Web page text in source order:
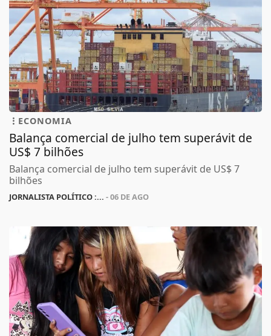
ECONOMIA
Balança comercial de julho tem superávit de
US$ 7 bilhões
Balança comercial de julho tem superávit de US$ 7
bilhões
JORNALISTA POLÍTICO :... - 06 DE AGO